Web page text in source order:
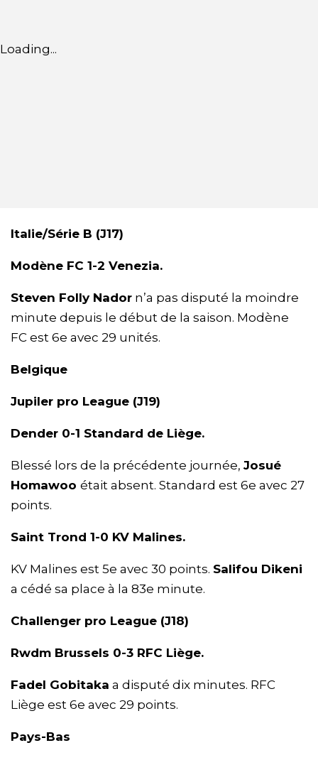
Loading...
Italie/Série B (J17)
Modène FC 1-2 Venezia.
Steven Folly Nador n’a pas disputé la moindre
minute depuis le début de la saison. Modène
FC est 6e avec 29 unités.
Belgique
Jupiler pro League (J19)
Dender 0-1 Standard de Liège.
Blessé lors de la précédente journée, Josué
Homawoo était absent. Standard est 6e avec 27
points.
Saint Trond 1-0 KV Malines.
KV Malines est 5e avec 30 points. Salifou Dikeni
a cédé sa place à la 83e minute.
Challenger pro League (J18)
Rwdm Brussels 0-3 RFC Liège.
Fadel Gobitaka a disputé dix minutes. RFC
Liège est 6e avec 29 points.
Pays-Bas